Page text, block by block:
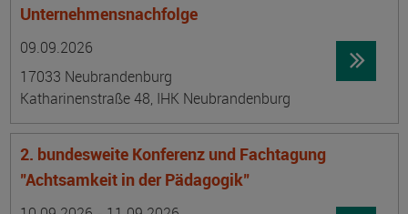
Unternehmensnachfolge
09.09.2026
17033 Neubrandenburg
Katharinenstraße 48, IHK Neubrandenburg
2. bundesweite Konferenz und Fachtagung
"Achtsamkeit in der Pädagogik"